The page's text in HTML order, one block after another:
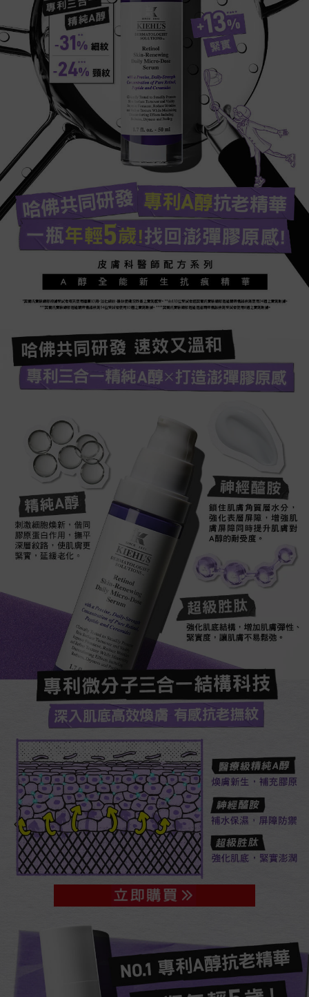
專利三合一
精純A醇
-31% 細紋
-24% 頸紋
皮膚科醫師配方系列​
A醇全能新生抗痕精華
*契爾氏實驗總部根據受試者每天使用連續12周，淡化細紋、皺紋使膚況改善之實測感受​。 **由132位受試者經契爾氏實驗總部透過精密儀器檢測使用24週之實測數據​。
***契爾氏實驗總部透過精密儀器檢測54位受試者使用12週之實測數據​。 ****契爾氏實驗總部透過透過精密儀器檢測受試者使用8週之實測數據​。
哈佛共同研發​專利A醇抗老精華
一瓶年輕5歲!找回澎彈膠原
感!​
哈佛共同研發 速效又溫和​
專利三合一精純A醇 打造澎彈膠原感​
專利微分子三合一結構科技​
深入肌底高效煥膚 有感抗老撫紋​
精純A醇​
刺激細胞煥新，偕同
膠原蛋白作用，撫平
深層紋路，使肌膚更
緊實，延緩老化。
神經醯胺​
鎖住肌膚角質層水分，
強化表層屏障，增強肌
膚屏障同時提升肌膚對
A醇的耐受度。​
超級胜肽​
強化肌底結構，增加肌膚彈性、
緊實度，讓肌膚不易鬆弛。​
醫療級精純A醇​
煥膚新生，補充膠原​
神經醯胺​
補水保濕，屏障防禦​
超級胜肽​
強化肌底，緊實澎潤​
NO.1 專利A醇抗老精華​​